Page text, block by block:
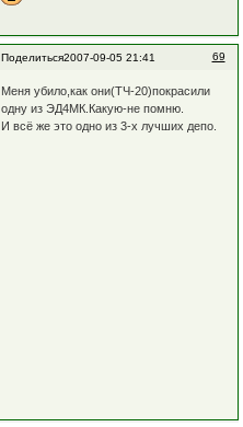
Поделиться 69
2007-09-05 21:41
Меня убило,как они(ТЧ-20)покрасили
одну из ЭД4МК.Какую-не помню.
И всё же это одно из 3-х лучших депо.